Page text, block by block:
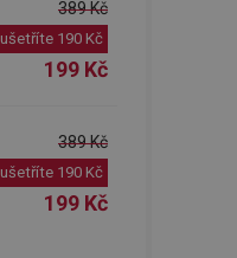
389 Kč
ušetříte 190 Kč
199 Kč
389 Kč
ušetříte 190 Kč
199 Kč